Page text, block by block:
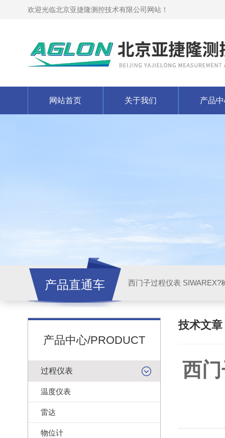
欢迎光临北京亚捷隆测控技术有限公司网站！
网站首页 关于我们 产品
产品直通车 西门子过程仪表 SIWAREX?
产品中心/PRODUCT
过程仪表
温度仪表
雷达
物位计
技术文章
西